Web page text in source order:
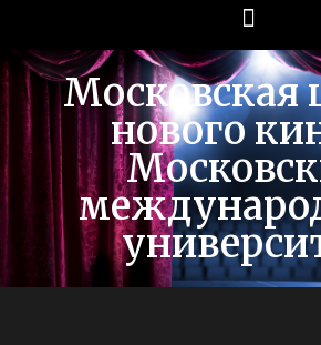
Московская
нового